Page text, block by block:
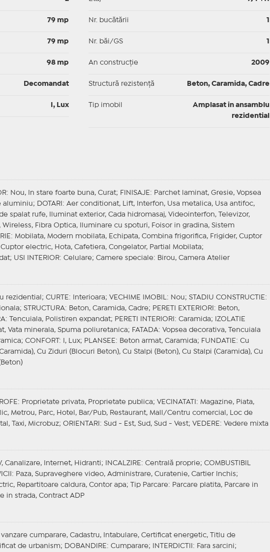
79 mp
79 mp
98 mp
Decomandat
I, Lux
Nr. bucătării
Nr. băi/GS
An construcție 2009
Structură rezistență Beton, Caramida, Cadre
Tip imobil
Amplasat in ansamblu
rezidential
: Nou, In stare foarte buna, Curat; FINISAJE : Parchet laminat, Gresie, Vopsea
aluminiu;
DOTARI : Aer conditionat, Lift, Interfon, Usa metalica, Usa antifoc,
spalat rufe, Iluminat exterior, Cada hidromasaj, Videointerfon, Televizor,
Wireless, Fibra Optica, Iluminare cu spoturi, Foisor in gradina, Sistem
: Mobilata, Modern mobilata, Echipata, Combina frigorifica, Frigider, Cuptor
electric, Hota, Cafetiera, Congelator, Partial Mobilata;
USI INTERIOR: Celulare; Camere speciale: Birou, Camera Atelier
rezidential; CURTE : Interioara; VECHIME IMOBIL : Nou; STADIU CONSTRUCTIE :
STRUCTURA: Beton, Caramida, Cadre; PERETI EXTERIORI : Beton,
: Tencuiala, Polistiren expandat; PERETI INTERIORI : Caramida;
IZOLATIE
Vata minerala, Spuma poliuretanica; FATADA: Vopsea decorativa, Tencuiala
CONFORT : I, Lux; PLANSEE : Beton armat, Caramida; FUNDATIE : Cu
Cu Ziduri (Blocuri Beton), Cu Stalpi (Beton), Cu Stalpi (Caramida), Cu
: Proprietate privata, Proprietate publica; VECINATATI
: Magazine, Piata,
Metrou, Parc, Hotel, Bar/Pub, Restaurant, Mall/Centru comercial, Loc de
Taxi, Microbuz; ORIENTARI : Sud - Est, Sud, Sud - Vest; VEDERE : Vedere mixta
Canalizare, Internet, Hidranti; INCALZIRE : Centrală proprie; COMBUSTIBIL
: Paza, Supraveghere video, Administrare, Curatenie, Cartier Inchis;
Repartitoare caldura, Contor apa; Tip Parcare: Parcare platita, Parcare in
in strada, Contract ADP
cumparare, Cadastru, Intabulare, Certificat energetic, Titlu de
de urbanism;
DOBANDIRE : Cumparare; INTERDICTII
: Fara sarcini;